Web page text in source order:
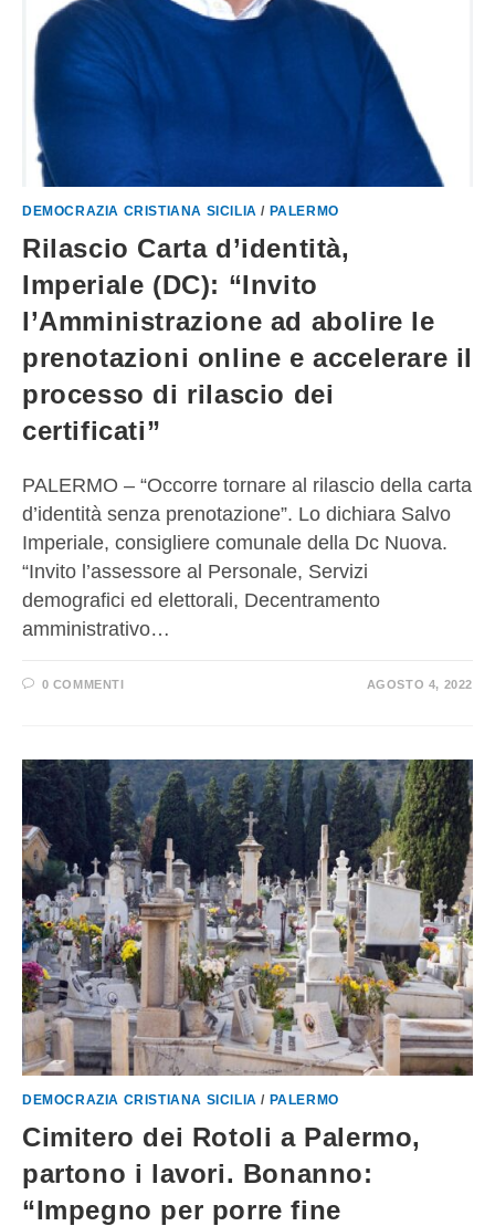
DEMOCRAZIA CRISTIANA SICILIA / PALERMO
Rilascio Carta d’identità,
Imperiale (DC): “Invito
l’Amministrazione ad abolire le
prenotazioni online e accelerare il
processo di rilascio dei
certificati”
PALERMO – “Occorre tornare al rilascio della carta
d’identità senza prenotazione”. Lo dichiara Salvo
Imperiale, consigliere comunale della Dc Nuova.
“Invito l’assessore al Personale, Servizi
demografici ed elettorali, Decentramento
amministrativo…
0 COMMENTI AGOSTO 4, 2022
DEMOCRAZIA CRISTIANA SICILIA / PALERMO
Cimitero dei Rotoli a Palermo,
partono i lavori. Bonanno:
“Impegno per porre fine